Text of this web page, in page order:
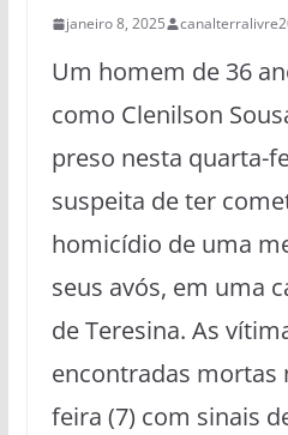
janeiro 8, 2025
Um homem de 36
como Clenilson
preso nesta quarta-
suspeita de ter
homicídio de uma
seus avós, em uma
de Teresina. As
encontradas mortas
feira (7) com sinais